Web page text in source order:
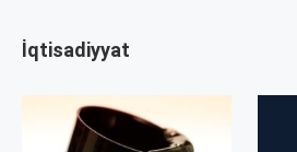
İqtisadiyyat